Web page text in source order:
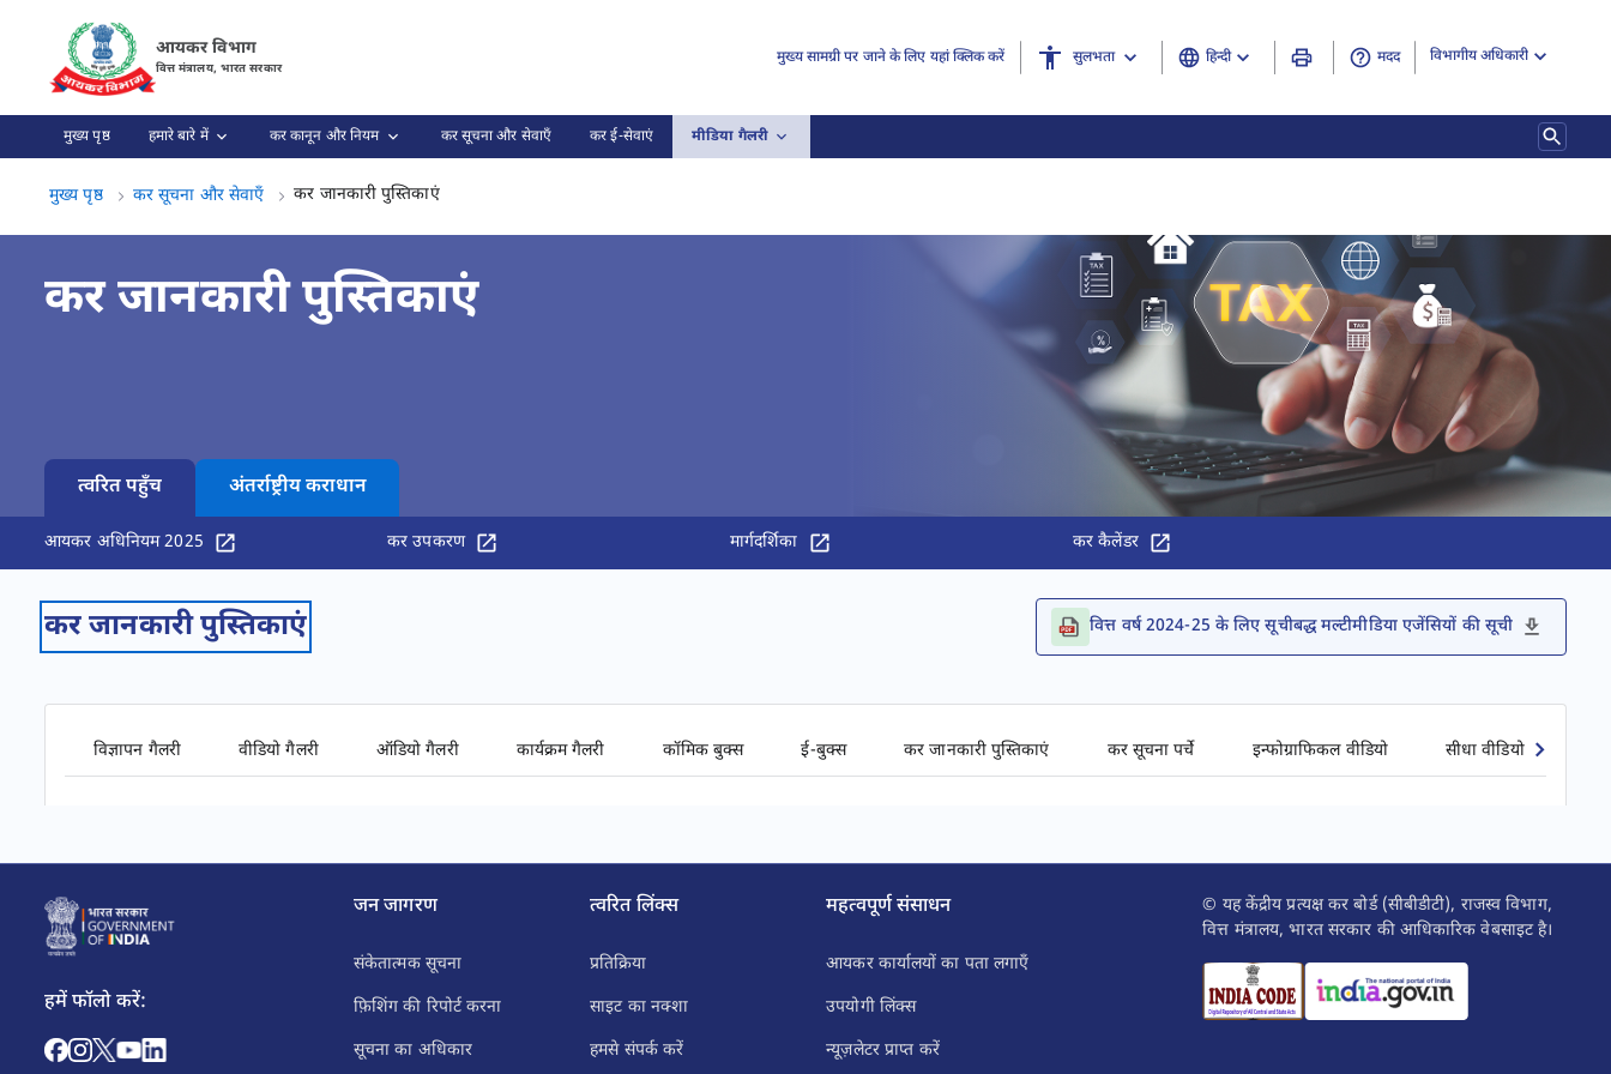
कर जानकारी पुस्तिकाएं पृष्ठ लोड हो गया
आयकर विभाग
वित्त मंत्रालय, भारत सरकार
मुख्य सामग्री पर जाने के लिए यहां क्लिक करें सुलभता हिन्दी मदद विभागीय अधिकारी
मुख्य पृष्ठ हमारे बारे में कर कानून और नियम कर सूचना और सेवाएँ कर ई-सेवाएं मीडिया गैलरी
मुख्य पृष्ठ कर सूचना और सेवाएँ कर जानकारी पुस्तिकाएंकर जानकारी पुस्तिकाएं, (3 का 3)
कर जानकारी पुस्तिकाएं
त्वरित पहुँच अंतर्राष्ट्रीय कराधान
आयकर अधिनियम 2025 कर उपकरण मार्गदर्शिका कर कैलेंडर
कर जानकारी पुस्तिकाएं वित्त वर्ष 2024-25 के लिए सूचीबद्ध मल्टीमीडिया एजेंसियों की सूची
विज्ञापन गैलरी वीडियो गैलरी ऑडियो गैलरी कार्यक्रम गैलरी कॉमिक बुक्स ई-बुक्स कर जानकारी पुस्तिकाएं कर सूचना पर्चे इन्फोग्राफिकल वीडियो सीधा वीडियो प्रसारण
हमें फॉलो करें:
जन जागरण
संकेतात्मक सूचना
फ़िशिंग की रिपोर्ट करना
सूचना का अधिकार
त्वरित लिंक्स
प्रतिक्रिया
साइट का नक्शा
हमसे संपर्क करें
महत्वपूर्ण संसाधन
आयकर कार्यालयों का पता लगाएँ
उपयोगी लिंक्स
न्यूज़लेटर प्राप्त करें
© यह केंद्रीय प्रत्यक्ष कर बोर्ड (सीबीडीटी), राजस्व विभाग,
वित्त मंत्रालय, भारत सरकार की आधिकारिक वेबसाइट है।